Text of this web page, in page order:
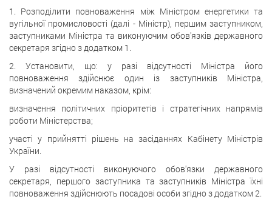
1. Розподілити повноваження між Міністром енергетики та
вугільної промисловості (далі - Міністр), першим заступником,
заступниками Міністра та виконуючим обов'язків державного
секретаря згідно з додатком 1.
2. Установити, що: у разі відсутності Міністра його
повноваження здійснює один із заступників Міністра,
визначений окремим наказом, крім:
визначення політичних пріоритетів і стратегічних напрямів
роботи Міністерства;
участі у прийнятті рішень на засіданнях Кабінету Міністрів
України.
У разі відсутності виконуючого обов'язки державного
секретаря, першого заступника та заступників Міністра їхні
повноваження здійснюють посадові особи згідно з додатком 2.